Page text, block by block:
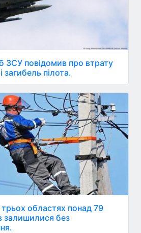
ЗСУ повідомив про втрату
пілота.
областях понад 79
залишилися без